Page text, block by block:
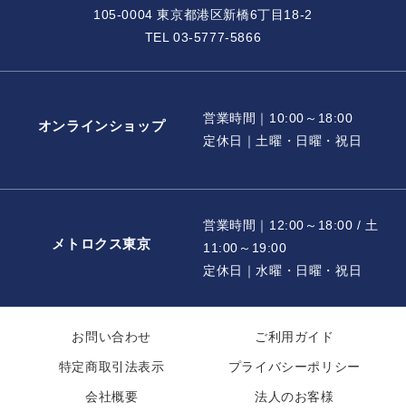
105-0004 東京都港区新橋6丁目18-2
TEL 03-5777-5866
オンラインショップ
営業時間｜10:00～18:00
定休日｜土曜・日曜・祝日
メトロクス東京
営業時間｜12:00～18:00 / 土
11:00～19:00
定休日｜水曜・日曜・祝日
お問い合わせ ご利用ガイド
特定商取引法表示 プライバシーポリシー
会社概要 法人のお客様